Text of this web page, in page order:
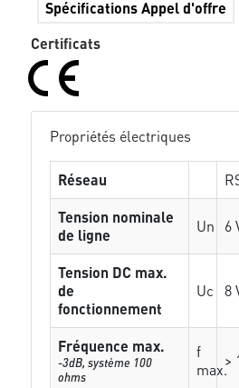
Spécifications Appel d'offre
Certificats
Propriétés électriques
Réseau
Tension nominale
de ligne
Un 6
Tension DC max.
de
fonctionnement
Uc 8
Fréquence max.
-3dB, système 100
ohms
f
max.>